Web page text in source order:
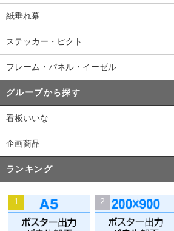
紙垂れ幕
ステッカー・ピクト
フレーム・パネル・イーゼル
グループから探す
看板いいな
企画商品
ランキング
1 2